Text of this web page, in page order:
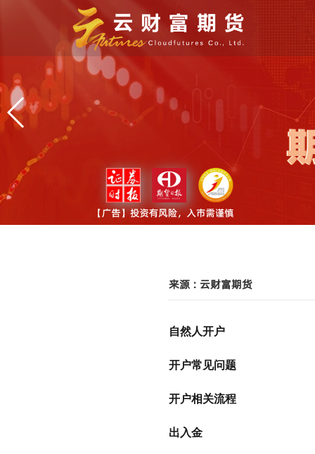
来源 : 云财富期货
自然人开户
开户常见问题
开户相关流程
出入金